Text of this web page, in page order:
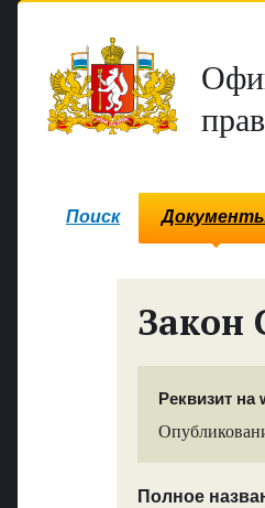
Поиск
Закон
Реквизит на
Полное